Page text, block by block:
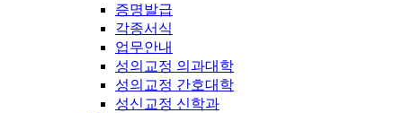
증명발급
각종서식
업무안내
성의교정 의과대학
성의교정 간호대학
성신교정 신학과